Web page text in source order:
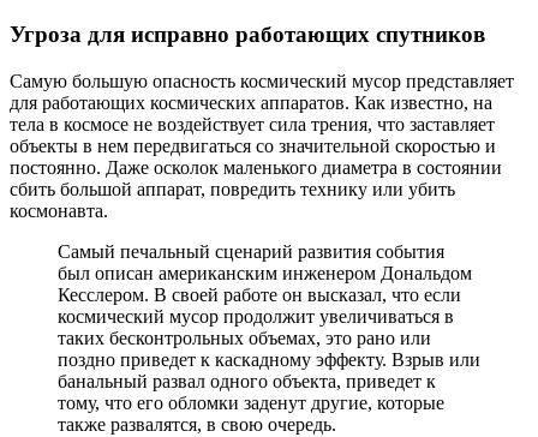
Угроза для исправно работающих спутников
Самую большую опасность космический мусор представляет
для работающих космических аппаратов. Как известно, на
тела в космосе не воздействует сила трения, что заставляет
объекты в нем передвигаться со значительной скоростью и
постоянно. Даже осколок маленького диаметра в состоянии
сбить большой аппарат, повредить технику или убить
космонавта.
Самый печальный сценарий развития события
был описан американским инженером Дональдом
Кесслером. В своей работе он высказал, что если
космический мусор продолжит увеличиваться в
таких бесконтрольных объемах, это рано или
поздно приведет к каскадному эффекту. Взрыв или
банальный развал одного объекта, приведет к
тому, что его обломки заденут другие, которые
также развалятся, в свою очередь.